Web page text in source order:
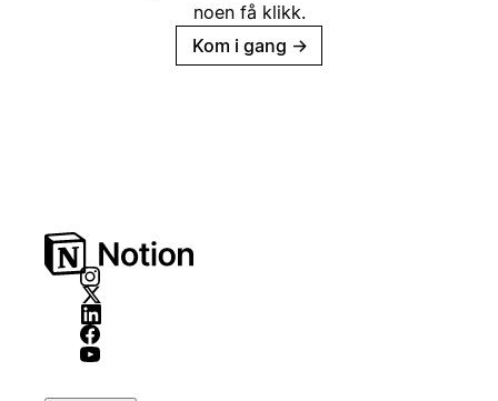
noen få klikk.
Kom i gang →